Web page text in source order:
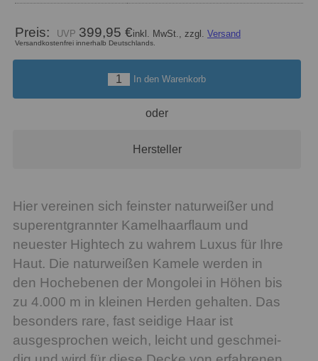
Preis: 399,95 €inkl. MwSt., zzgl. Versand
Versandkostenfrei innerhalb Deutschlands.
In den Warenkorb
oder
Hersteller
Hier vereinen sich feinster naturweißer und
superentgrannter Kamelhaarflaum und
neuester Hightech zu wahrem Luxus für Ihre
Haut. Die na­tur­wei­ßen Ka­me­le werden in
den Hoch­ebe­nen der Mon­go­lei in Höhen bis
zu 4.000 m in kleinen Herden gehalten. Das
besonders rare, fast seidige Haar ist
ausgesprochen weich, leicht und ge­schmei­